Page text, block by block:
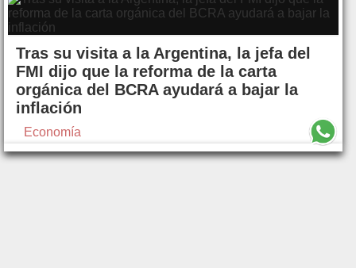
Tras su visita a la Argentina, la jefa del
FMI dijo que la reforma de la carta
orgánica del BCRA ayudará a bajar la
inflación
Economía